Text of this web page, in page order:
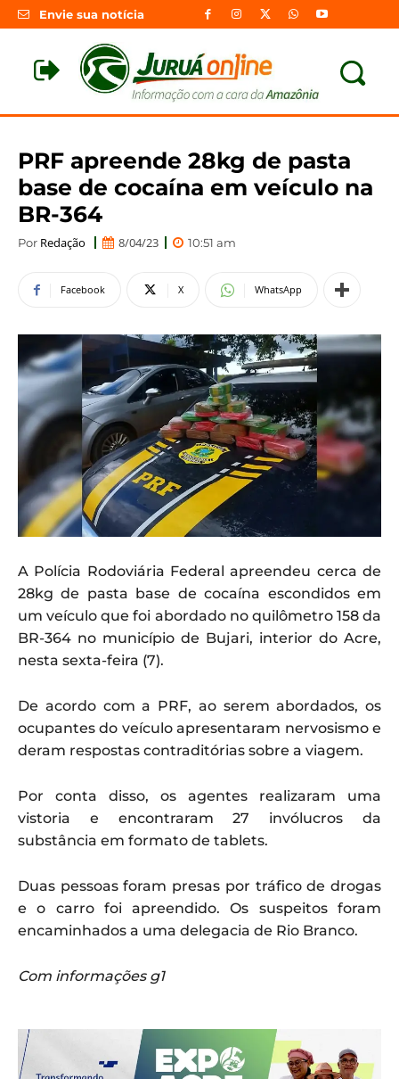
Envie sua notícia
PRF apreende 28kg de pasta
base de cocaína em veículo na
BR-364
Por Redação 8/04/23 10:51 am
Facebook X WhatsApp
A Polícia Rodoviária Federal apreendeu cerca de
28kg de pasta base de cocaína escondidos em
um veículo que foi abordado no quilômetro 158 da
BR-364 no município de Bujari, interior do Acre,
nesta sexta-feira (7).
De acordo com a PRF, ao serem abordados, os
ocupantes do veículo apresentaram nervosismo e
deram respostas contraditórias sobre a viagem.
Por conta disso, os agentes realizaram uma
vistoria e encontraram 27 invólucros da
substância em formato de tablets.
Duas pessoas foram presas por tráfico de drogas
e o carro foi apreendido. Os suspeitos foram
encaminhados a uma delegacia de Rio Branco.
Com informações g1